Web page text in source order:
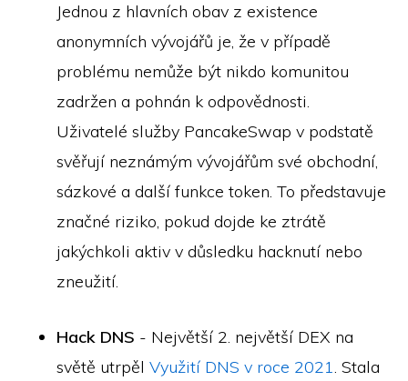
Jednou z hlavních obav z existence
anonymních vývojářů je, že v případě
problému nemůže být nikdo komunitou
zadržen a pohnán k odpovědnosti.
Uživatelé služby PancakeSwap v podstatě
svěřují neznámým vývojářům své obchodní,
sázkové a další funkce token. To představuje
značné riziko, pokud dojde ke ztrátě
jakýchkoli aktiv v důsledku hacknutí nebo
zneužití.
Hack DNS - Největší 2. největší DEX na
světě utrpělVyužití DNS v roce 2021. Stala